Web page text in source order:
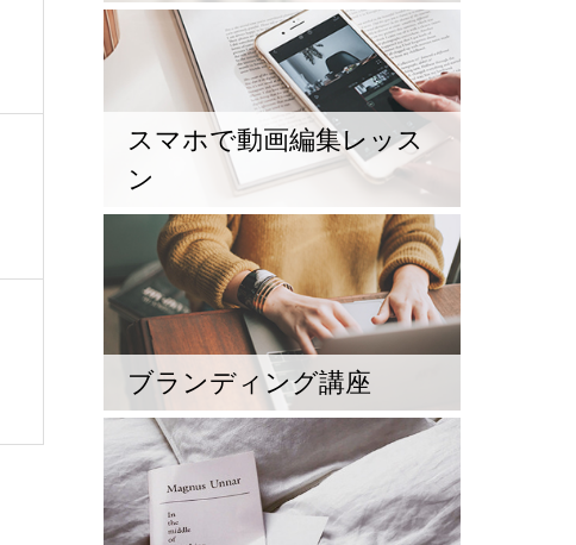
スマホで動画編集レッス
ン
ブランディング講座